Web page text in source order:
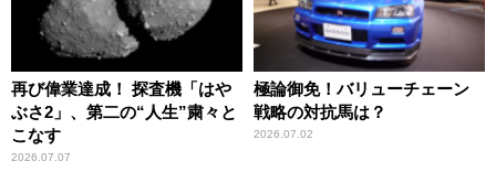
再び偉業達成！ 探査機「はや
ぶさ2」、第二の“人生”粛々と
こなす
2026.07.07
極論御免！バリューチェーン
戦略の対抗馬は？
2026.07.02